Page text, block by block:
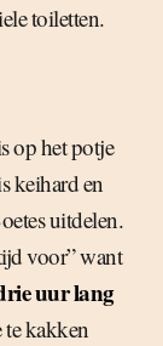
toiletten.
op het potje
keihard en
uitdelen.
voor” want
uur lang
te kakken